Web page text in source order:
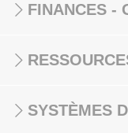
FINANCES -
SYSTÈMES